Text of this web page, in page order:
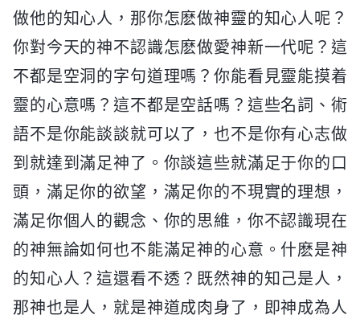
做他的知心人，那你怎麽做神靈的知心人呢？
你對今天的神不認識怎麽做愛神新一代呢？這
不都是空洞的字句道理嗎？你能看見靈能摸着
靈的心意嗎？這不都是空話嗎？這些名詞、術
語不是你能談談就可以了，也不是你有心志做
到就達到滿足神了。你談這些就滿足于你的口
頭，滿足你的欲望，滿足你的不現實的理想，
滿足你個人的觀念、你的思維，你不認識現在
的神無論如何也不能滿足神的心意。什麽是神
的知心人？這還看不透？既然神的知己是人，
那神也是人，就是神道成肉身了，即神成為人